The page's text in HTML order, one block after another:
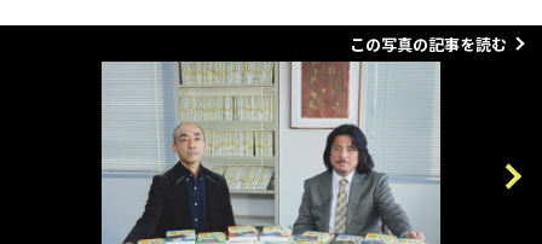
この写真の記事を読む
Next